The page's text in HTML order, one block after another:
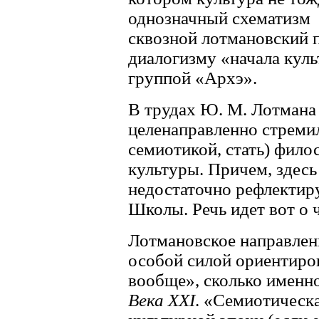
однозначный схематизм
сквозной лотмановский
диалогизму «начала
группой «Архэ».
В трудах Ю. М. Лотмана
целенаправленно
семиотикой, стать)
культуры. Причем,
недостаточно
Школы. Речь идет вот о
Лотмановское
особой силой
вообще», сколько
Века XXI.